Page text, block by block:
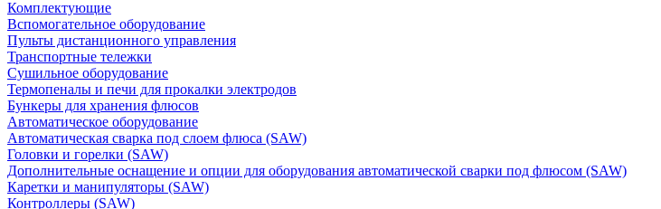
Комплектующие
Вспомогательное оборудование
Пульты дистанционного управления
Транспортные тележки
Сушильное оборудование
Термопеналы и печи для прокалки электродов
Бункеры для хранения флюсов
Автоматическое оборудование
Автоматическая сварка под слоем флюса (SAW)
Головки и горелки (SAW)
Дополнительные оснащение и опции для оборудования автоматической сварки под флюсом (SAW)
Каретки и манипуляторы (SAW)
Контроллеры (SAW)